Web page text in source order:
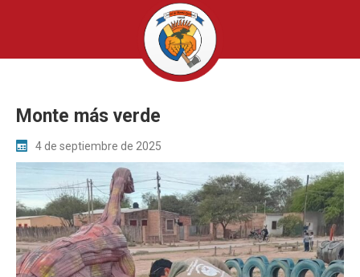
Monte más verde
4 de septiembre de 2025